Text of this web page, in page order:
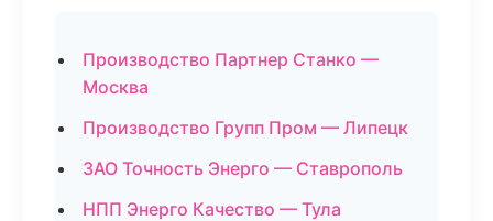
Производство Партнер Станко —
Москва
Производство Групп Пром — Липецк
ЗАО Точность Энерго — Ставрополь
НПП Энерго Качество — Тула